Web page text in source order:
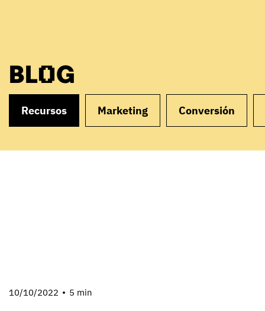
BLOG
Recursos Marketing Conversión
10/10/2022 5 min